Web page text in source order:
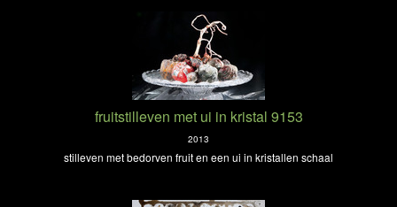
fruitstilleven met ui in kristal 9153
2013
stilleven met bedorven fruit en een ui in kristallen schaal